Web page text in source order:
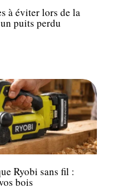
à éviter lors de la
puits perdu
Ryobi sans fil :
bois